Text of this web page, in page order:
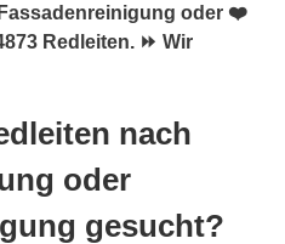
oder ❤️
Redleiten. ⏩ Wir
nach
oder
gesucht?